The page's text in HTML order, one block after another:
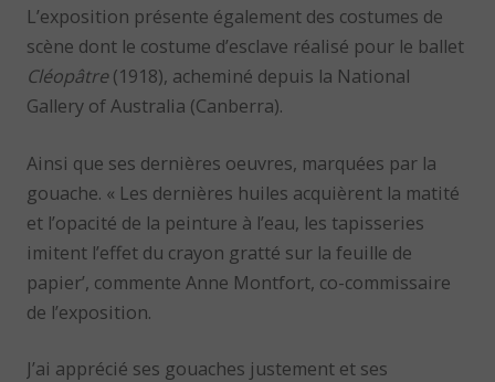
L’exposition présente également des costumes de
scène dont le costume d’esclave réalisé pour le ballet
Cléopâtre(1918), acheminé depuis la National
Gallery of Australia (Canberra).
Ainsi que ses dernières oeuvres, marquées par la
gouache. « Les dernières huiles acquièrent la matité
et l’opacité de la peinture à l’eau, les tapisseries
imitent l’effet du crayon gratté sur la feuille de
papier’, commente Anne Montfort, co-commissaire
de l’exposition.
J’ai apprécié ses gouaches justement et ses